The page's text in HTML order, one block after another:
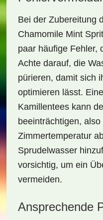
Bei der Zubereitung
Chamomile Mint
paar häufige Fehler,
Achte darauf, die
pürieren, damit sich
optimieren lässt.
Kamillentees kann
beeinträchtigen,
Zimmertemperatur
Sprudelwasser
vorsichtig, um ein
vermeiden.
Ansprechende